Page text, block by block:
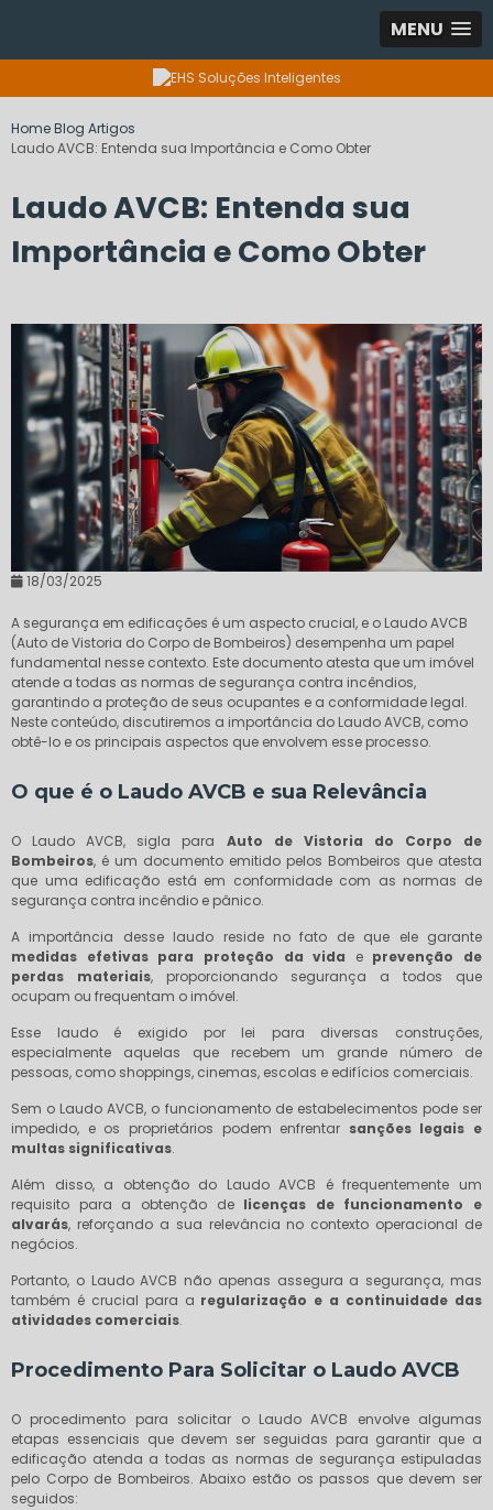
MENU
HomeBlog Artigos
Laudo AVCB: Entenda sua Importância e Como Obter
Laudo AVCB: Entenda sua
Importância e Como Obter
18/03/2025
A segurança em edificações é um aspecto crucial, e o Laudo AVCB
(Auto de Vistoria do Corpo de Bombeiros) desempenha um papel
fundamental nesse contexto. Este documento atesta que um imóvel
atende a todas as normas de segurança contra incêndios,
garantindo a proteção de seus ocupantes e a conformidade legal.
Neste conteúdo, discutiremos a importância do Laudo AVCB, como
obtê-lo e os principais aspectos que envolvem esse processo.
O que é o Laudo AVCB e sua Relevância
O Laudo AVCB, sigla para Auto de Vistoria do Corpo de
Bombeiros, é um documento emitido pelos Bombeiros que atesta
que uma edificação está em conformidade com as normas de
segurança contra incêndio e pânico.
A importância desse laudo reside no fato de que ele garante
medidas efetivas para proteção da vida e prevenção de
perdas materiais, proporcionando segurança a todos que
ocupam ou frequentam o imóvel.
Esse laudo é exigido por lei para diversas construções,
especialmente aquelas que recebem um grande número de
pessoas, como shoppings, cinemas, escolas e edifícios comerciais.
Sem o Laudo AVCB, o funcionamento de estabelecimentos pode ser
impedido, e os proprietários podem enfrentar sanções legais e
multas significativas.
Além disso, a obtenção do Laudo AVCB é frequentemente um
requisito para a obtenção de licenças de funcionamento e
alvarás, reforçando a sua relevância no contexto operacional de
negócios.
Portanto, o Laudo AVCB não apenas assegura a segurança, mas
também é crucial para a regularização e a continuidade das
atividades comerciais.
Procedimento Para Solicitar o Laudo AVCB
O procedimento para solicitar o Laudo AVCB envolve algumas
etapas essenciais que devem ser seguidas para garantir que a
edificação atenda a todas as normas de segurança estipuladas
pelo Corpo de Bombeiros. Abaixo estão os passos que devem ser
seguidos: